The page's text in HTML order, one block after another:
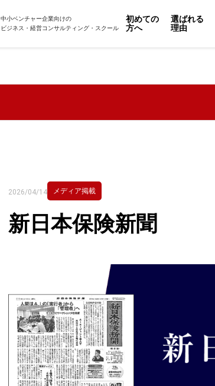
中小ベンチャー企業向けの
ビジネス・経営コンサルティング・スクール
初めての
方へ
選ばれる
理由
2026/04/14 メディア掲載
新日本保険新聞